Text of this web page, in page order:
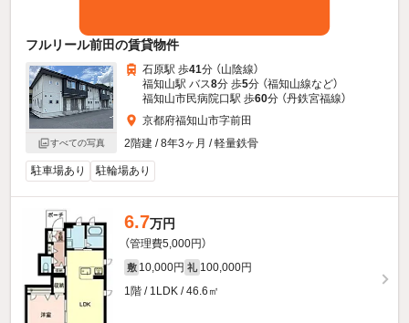
フルリール前田の賃貸物件
すべての写真
石原駅 歩41分 （山陰線）
福知山駅 バス8分 歩5分 （福知山線など）
福知山市民病院口駅 歩60分 （丹鉄宮福線）
京都府福知山市字前田
2階建 / 8年3ヶ月 / 軽量鉄骨
駐車場あり 駐輪場あり
6.7万円
（管理費5,000円）
敷 10,000円 礼 100,000円
1階 / 1LDK / 46.6㎡